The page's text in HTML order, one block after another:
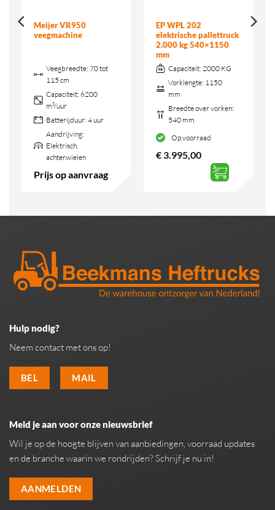
Meijer VR950
veegmachine
Veegbreedte: 70 tot
115 cm
Capaciteit: 6200
m²/uur
Batterijduur: 4 uur
Aandrijving:
Elektrisch,
achterwielen
Prijs op aanvraag
EP WPL 202
elektrische pallettruck
2.000 kg 540×1150
mm
Capaciteit: 2000 KG
Vorklengte: 1150
mm
Breedte over vorken:
540 mm
Op voorraad
€3.995,00
Hulp nodig?
Neem contact met ons op!
BEL MAIL
Meld je aan voor onze nieuwsbrief
Wil je op de hoogte blijven van aanbiedingen, voorraad updates
en de branche waarin we rondrijden? Schrijf je nu in!
AANMELDEN